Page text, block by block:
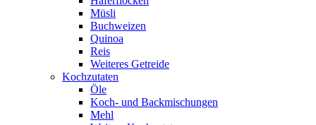
Müsli
Buchweizen
Quinoa
Reis
Weiteres Getreide
Kochzutaten
Öle
Koch- und Backmischungen
Mehl